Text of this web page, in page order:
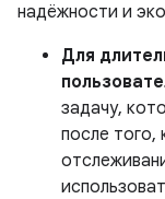
надёжности и
Для
задачу,
после того,